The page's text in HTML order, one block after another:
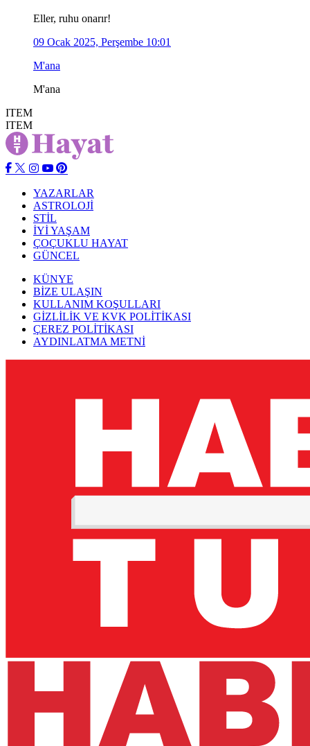
Eller, ruhu onarır!
09 Ocak 2025, Perşembe 10:01
M'ana
M'ana
ITEM
ITEM
YAZARLAR
ASTROLOJİ
STİL
İYİ YAŞAM
ÇOÇUKLU HAYAT
GÜNCEL
KÜNYE
BİZE ULAŞIN
KULLANIM KOŞULLARI
GİZLİLİK VE KVK POLİTİKASI
ÇEREZ POLİTİKASI
AYDINLATMA METNİ